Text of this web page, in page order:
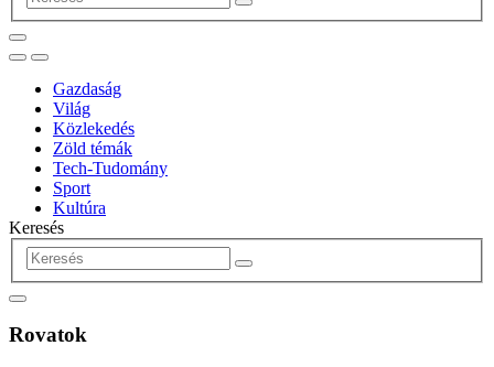
Gazdaság
Világ
Közlekedés
Zöld témák
Tech-Tudomány
Sport
Kultúra
Keresés
Rovatok